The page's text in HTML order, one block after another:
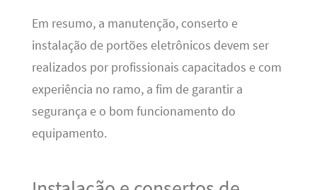
Em resumo, a manutenção, conserto e
instalação de portões eletrônicos devem ser
realizados por profissionais capacitados e com
experiência no ramo, a fim de garantir a
segurança e o bom funcionamento do
equipamento.